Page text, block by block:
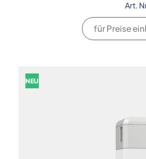
Art.
für Preise
NEU